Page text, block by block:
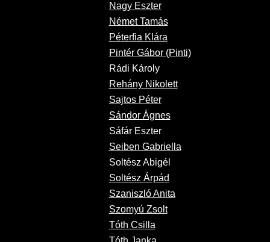
Nagy Eszter
Német Tamás
Péterfia Klára
Pintér Gábor (Pinti)
Rádi Károly
Rehány Nikolett
Sajtos Péter
Sándor Ágnes
Sáfár Eszter
Seiben Gabriella
Soltész Abigél
Soltész Árpád
Szaniszló Anita
Szomyú Zsolt
Tóth Csilla